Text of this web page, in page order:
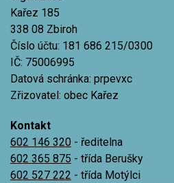
Kařez 185
338 08 Zbiroh
Číslo účtu: 181 686 215/0300
IČ: 75006995
Datová schránka: prpevxc
Zřizovatel: obec Kařez
Kontakt
602 146 320 - ředitelna
602 365 875 - třída Berušky
602 527 222 - třída Motýlci